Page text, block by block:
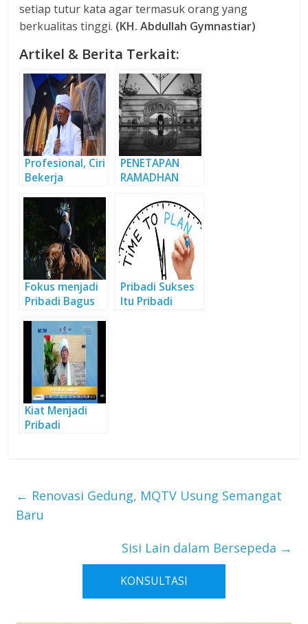
setiap tutur kata agar termasuk orang yang
berkualitas tinggi. (KH. Abdullah Gymnastiar)
Artikel & Berita Terkait:
Profesional, Ciri
Bekerja
PENETAPAN
RAMADHAN
Fokus menjadi
Pribadi Bagus
Pribadi Sukses
Itu Pribadi
Kiat Menjadi
Pribadi
← Renovasi Gedung, MQTV Usung Semangat
Baru
Sisi Lain dalam Bersepeda →
KONSULTASI